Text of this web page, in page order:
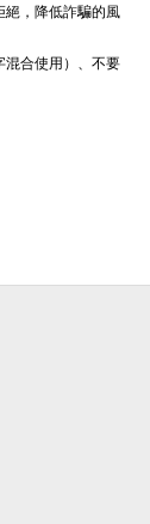
絕，降低詐騙的風
混合使用）、不要